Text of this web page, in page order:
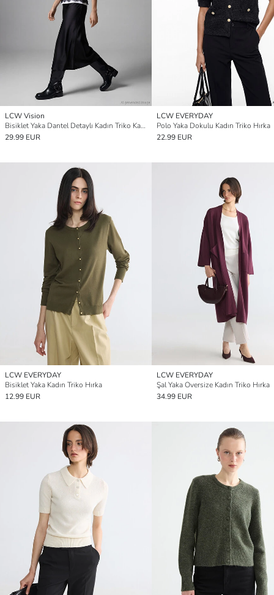
LCW Vision
Bisiklet Yaka Dantel Detaylı Kadın Triko Kazak
29.99 EUR
LCW EVERYDAY
Polo Yaka Dokulu Kadın Triko Hırka
22.99 EUR
LCW EVERYDAY
Bisiklet Yaka Kadın Triko Hırka
12.99 EUR
LCW EVERYDAY
Şal Yaka Oversize Kadın Triko Hırka
34.99 EUR